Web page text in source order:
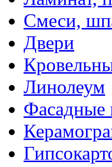
Смеси,
Двери
Линолеум
Фасадные